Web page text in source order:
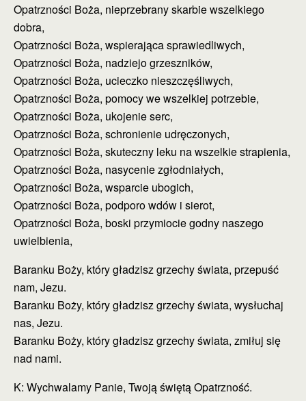
Opatrzności Boża, nieprzebrany skarbie wszelkiego
dobra,
Opatrzności Boża, wspierająca sprawiedliwych,
Opatrzności Boża, nadziejo grzeszników,
Opatrzności Boża, ucieczko nieszczęśliwych,
Opatrzności Boża, pomocy we wszelkiej potrzebie,
Opatrzności Boża, ukojenie serc,
Opatrzności Boża, schronienie udręczonych,
Opatrzności Boża, skuteczny leku na wszelkie strapienia,
Opatrzności Boża, nasycenie zgłodniałych,
Opatrzności Boża, wsparcie ubogich,
Opatrzności Boża, podporo wdów i sierot,
Opatrzności Boża, boski przymiocie godny naszego
uwielbienia,
Baranku Boży, który gładzisz grzechy świata, przepuść
nam, Jezu.
Baranku Boży, który gładzisz grzechy świata, wysłuchaj
nas, Jezu.
Baranku Boży, który gładzisz grzechy świata, zmiłuj się
nad nami.
K: Wychwalamy Panie, Twoją świętą Opatrzność.